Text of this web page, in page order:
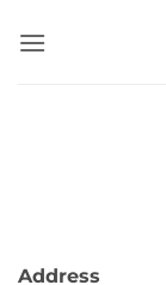
Address